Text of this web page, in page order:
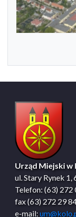
Urząd Miejski w
ul. Stary Rynek 1,
Telefon: (63) 272
fax (63) 272 29
e-mail: